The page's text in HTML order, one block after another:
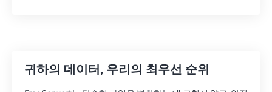
귀하의 데이터, 우리의 최우선 순위